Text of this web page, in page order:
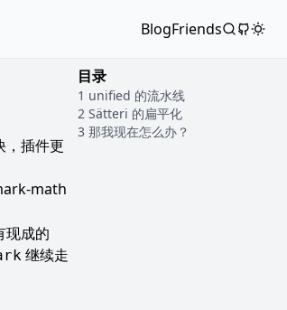
BlogFriends
插件更
math
现成的
继续走
目录
unified 的流水线
Sätteri 的扁平化
那我现在怎么办？